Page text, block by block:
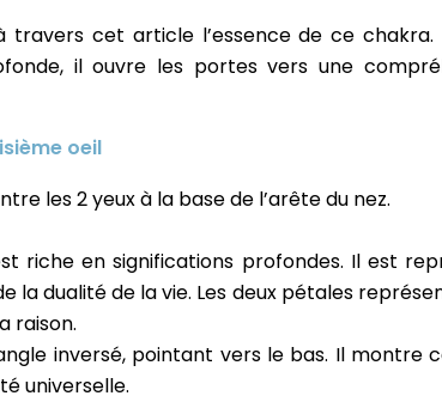
travers cet article l’essence de ce
il ouvre les portes vers une
oeil
les 2 yeux à la base de l’arête du nez.
riche en significations profondes. Il est
la dualité de la vie. Les deux pétales
raison.
inversé, pointant vers le bas. Il montre
universelle.